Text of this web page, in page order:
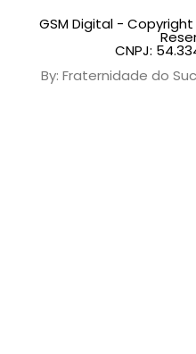
GSM Digital -
CNPJ:
By: Fraternidade do